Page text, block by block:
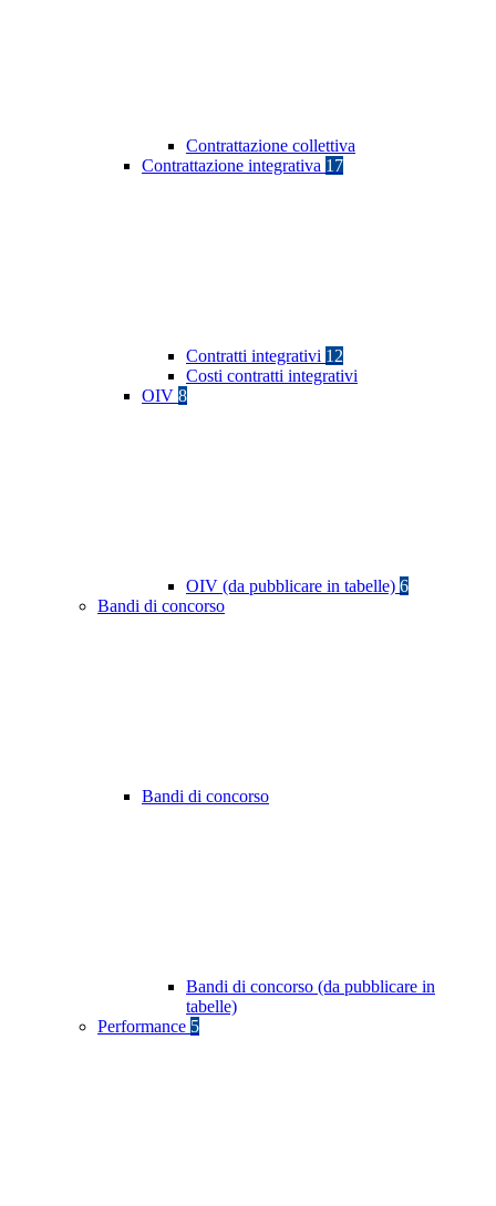
Contrattazione collettiva
Contrattazione integrativa 17
Contratti integrativi 12
Costi contratti integrativi
OIV 8
OIV (da pubblicare in tabelle) 6
Bandi di concorso
Bandi di concorso
Bandi di concorso (da pubblicare in
tabelle)
Performance 5